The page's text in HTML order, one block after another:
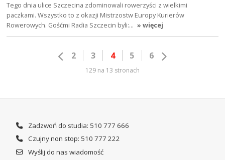
Tego dnia ulice Szczecina zdominowali rowerzyści z wielkimi
paczkami. Wszystko to z okazji Mistrzostw Europy Kurierów
Rowerowych. Gośćmi Radia Szczecin byli:… » więcej
2 3 4 5 6
129 na 13 stronach
Zadzwoń do studia: 510 777 666
Czujny non stop: 510 777 222
Wyślij do nas wiadomość